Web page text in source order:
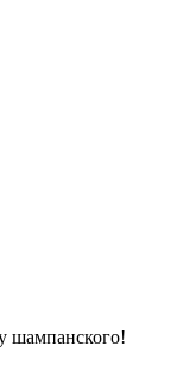
шампанского!